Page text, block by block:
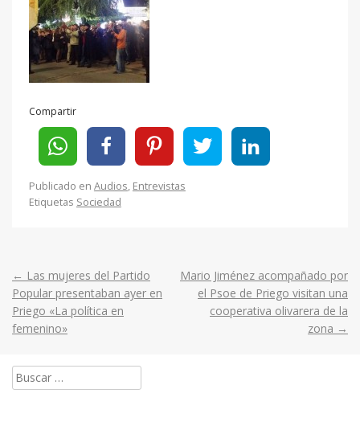
Compartir
Publicado en Audios, Entrevistas
Etiquetas Sociedad
Post
navigation
← Las mujeres del Partido
Popular presentaban ayer en
Priego «La política en
femenino»
Mario Jiménez acompañado por
el Psoe de Priego visitan una
cooperativa olivarera de la
zona →
Buscar: